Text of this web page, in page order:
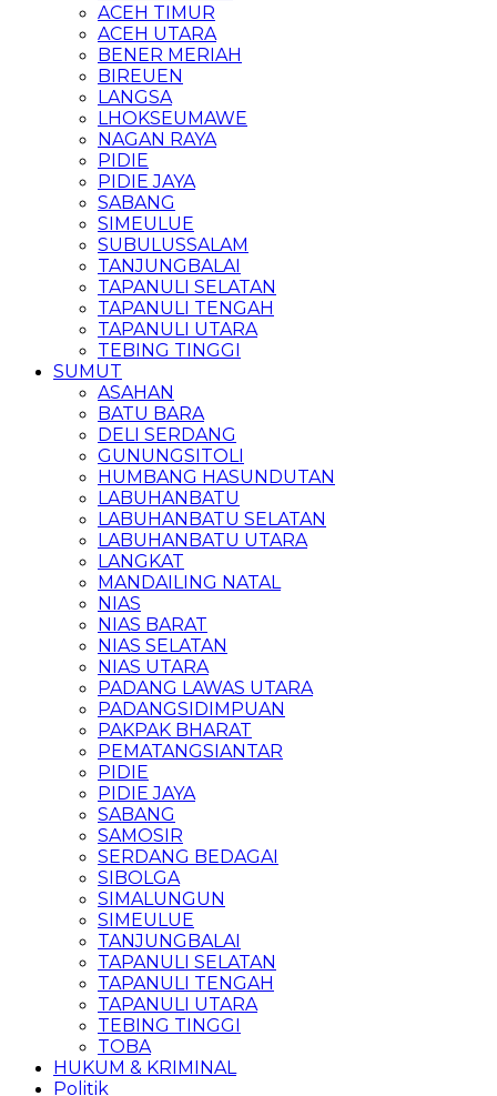
ACEH TIMUR
ACEH UTARA
BENER MERIAH
BIREUEN
LANGSA
LHOKSEUMAWE
NAGAN RAYA
PIDIE
PIDIE JAYA
SABANG
SIMEULUE
SUBULUSSALAM
TANJUNGBALAI
TAPANULI SELATAN
TAPANULI TENGAH
TAPANULI UTARA
TEBING TINGGI
SUMUT
ASAHAN
BATU BARA
DELI SERDANG
GUNUNGSITOLI
HUMBANG HASUNDUTAN
LABUHANBATU
LABUHANBATU SELATAN
LABUHANBATU UTARA
LANGKAT
MANDAILING NATAL
NIAS
NIAS BARAT
NIAS SELATAN
NIAS UTARA
PADANG LAWAS UTARA
PADANGSIDIMPUAN
PAKPAK BHARAT
PEMATANGSIANTAR
PIDIE
PIDIE JAYA
SABANG
SAMOSIR
SERDANG BEDAGAI
SIBOLGA
SIMALUNGUN
SIMEULUE
TANJUNGBALAI
TAPANULI SELATAN
TAPANULI TENGAH
TAPANULI UTARA
TEBING TINGGI
TOBA
HUKUM & KRIMINAL
Politik